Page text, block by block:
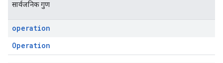
सार्वजनिक गुण
operation
Operation